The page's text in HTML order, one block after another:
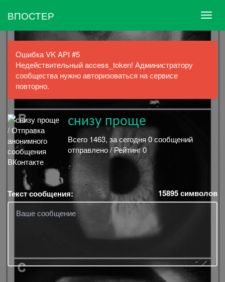
ВПОСТЕР
Ошибка VK API #5
Недействительный access_token! Администратору
сообщества нужно авторизоваться на сервисе
повторно.
снизу проще
Всего 1463, за сегодня 0 сообщений
отправлено / Рейтинг 0
Текст сообщения: 15895символов